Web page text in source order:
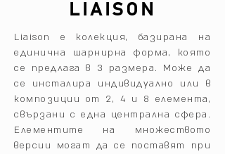
LIAISON
Liaison е колекция, базирана на
единична шарнирна форма, която
се предлага в 3 размера.‎ Може да
се инсталира индивидуално или в
композиции от 2, 4 и 8 елемента,
свързани с една централна сфера.‎
Елементите на множеството
версии могат да се поставят при